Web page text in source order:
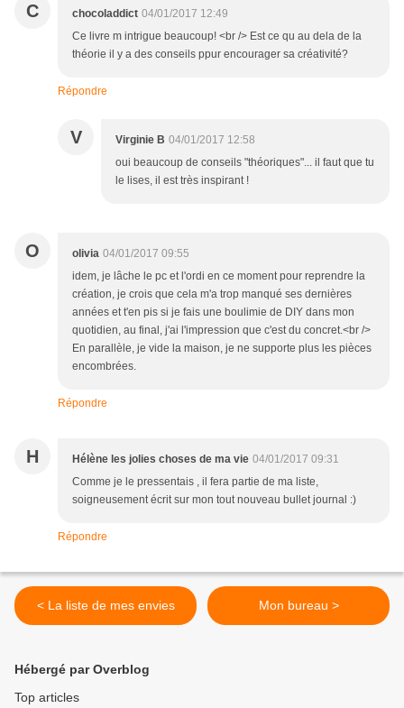
C chocoladdict 04/01/2017 12:49
Ce livre m intrigue beaucoup! <br /> Est ce qu au dela de la
théorie il y a des conseils ppur encourager sa créativité?
Répondre
V Virginie B 04/01/2017 12:58
oui beaucoup de conseils "théoriques"... il faut que tu
le lises, il est très inspirant !
O olivia 04/01/2017 09:55
idem, je lâche le pc et l'ordi en ce moment pour reprendre la
création, je crois que cela m'a trop manqué ses dernières
années et t'en pis si je fais une boulimie de DIY dans mon
quotidien, au final, j'ai l'impression que c'est du concret.<br />
En parallèle, je vide la maison, je ne supporte plus les pièces
encombrées.
Répondre
H Hélène les jolies choses de ma vie 04/01/2017 09:31
Comme je le pressentais , il fera partie de ma liste,
soigneusement écrit sur mon tout nouveau bullet journal :)
Répondre
< La liste de mes envies Mon bureau >
Hébergé par Overblog
Top articles